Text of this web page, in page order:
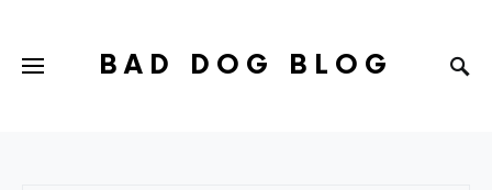
BAD DOG BLOG